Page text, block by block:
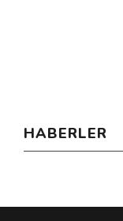
HABERLER